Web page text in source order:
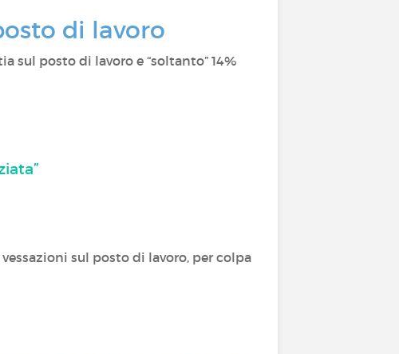
di lavoro
posto di lavoro e “soltanto” 14%
sul posto di lavoro, per colpa